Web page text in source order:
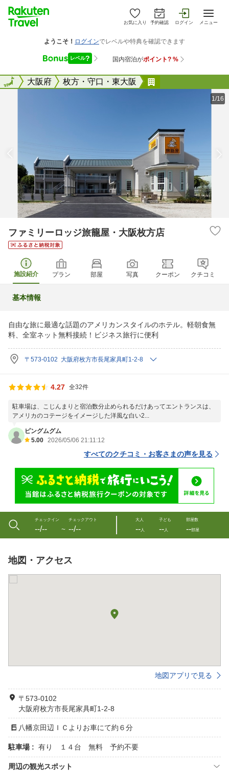
お気に入り 予約確認 ログイン メニュー
全国大阪府 枚方・守口・東大阪
全国
1/16
ファミリーロッジ旅籠屋・大阪枚方店
施設紹介 プラン 部屋 写真 クーポン クチコミ
基本情報
自由な旅に最適な話題のアメリカンスタイルのホテル。軽朝食無
料、全室ネット無料接続！ビジネス旅行に便利
〒573-0102 大阪府枚方市長尾家具町1-2-8
4.27 全32件
駐車場は、こじんまりと宿泊数分止められるだけあってエントランスは、
アメリカのコテージをイメージした洋風な白い2...
ピングムグム
5.00 2026/05/06 21:11:12
すべてのクチコミ・お客さまの声を見る
チェックイン
--/-- 〜
チェックアウト
--/--
大人
--人
子ども
--人
部屋数
--部屋
地図・アクセス
地図アプリで見る
〒573-0102
大阪府枚方市長尾家具町1-2-8
八幡京田辺ＩＣよりお車にて約６分
駐車場 : 有り １４台 無料 予約不要
周辺の観光スポット